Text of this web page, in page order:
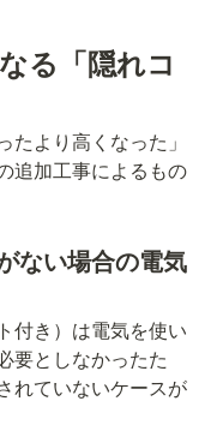
る「隠れコ
より高くなった」
追加工事によるもの
ない場合の電気
付き）は電気を使い
要としなかったた
れていないケースが